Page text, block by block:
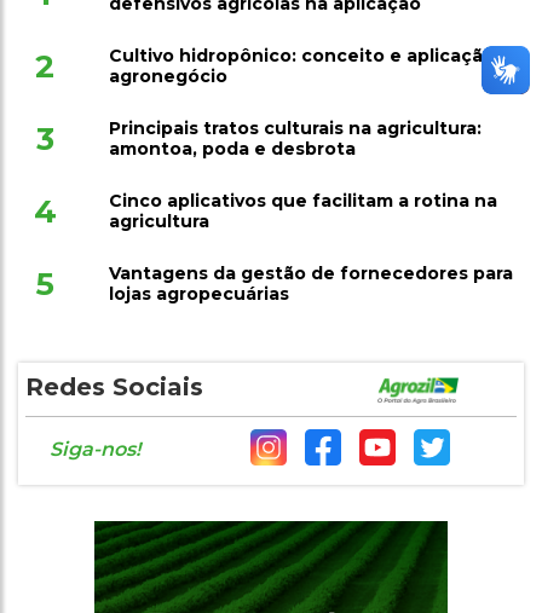
2
Cultivo hidropônico: conceito e aplicação no
agronegócio
3
Principais tratos culturais na agricultura:
amontoa, poda e desbrota
4
Cinco aplicativos que facilitam a rotina na
agricultura
5
Vantagens da gestão de fornecedores para
lojas agropecuárias
Redes Sociais
Siga-nos!